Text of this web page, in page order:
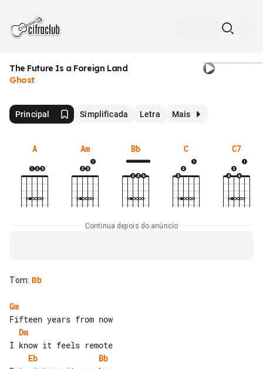
The Future Is a Foreign Land
Ghost
Principal Simplificada Letra Mais
A Am Bb C C7
Continua depois do anúncio
Tom: Bb
Gm
Dm
Eb
Bb